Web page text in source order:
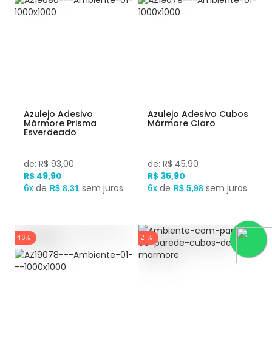
Azulejo Adesivo
Mármore Prisma
Esverdeado
de: R$ 93,00
R$ 49,90
6x de R$ 8,31 sem juros
Azulejo Adesivo Cubos
Mármore Claro
de: R$ 45,90
R$ 35,90
6x de R$ 5,98 sem juros
46% 21%